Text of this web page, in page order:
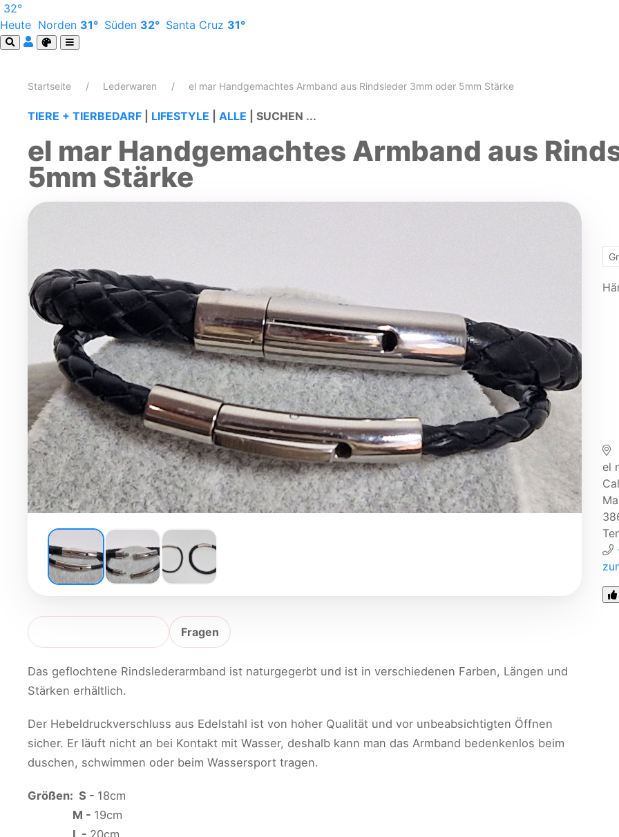
32°
Heute Norden 31° Süden 32° Santa Cruz 31°
Startseite Lederwaren el mar Handgemachtes Armband aus Rindsleder 3mm oder 5mm Stärke
TIERE + TIERBEDARF LIFESTYLE ALLE SUCHEN ...
el mar Handgemachtes Armband aus
5mm Stärke
Fragen
Das geflochtene Rindslederarmband ist naturgegerbt und ist in verschiedenen Farben, Längen und
Stärken erhältlich.
Der Hebeldruckverschluss aus Edelstahl ist von hoher Qualität und vor unbeabsichtigten Öffnen
sicher. Er läuft nicht an bei Kontakt mit Wasser, deshalb kann man das Armband bedenkenlos beim
duschen, schwimmen oder beim Wassersport tragen.
Größen: S - 18cm
M - 19cm
el